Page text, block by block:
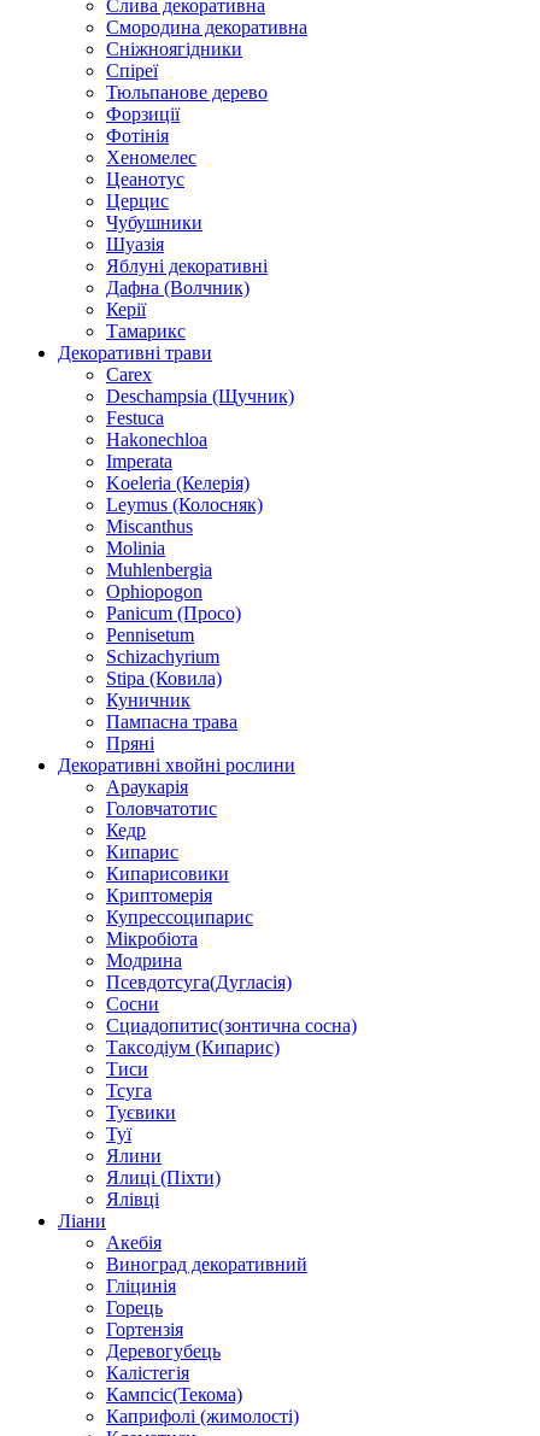
Слива декоративна
Смородина декоративна
Сніжноягідники
Спіреї
Тюльпанове дерево
Форзиції
Фотінія
Хеномелес
Цеанотус
Церцис
Чубушники
Шуазія
Яблуні декоративні
Дафна (Волчник)
Керії
Тамарикс
Декоративні трави
Carex
Deschampsia (Щучник)
Festuca
Hakonechloa
Imperata
Koeleria (Келерія)
Leymus (Колосняк)
Miscanthus
Molinia
Muhlenbergia
Ophiopogon
Panicum (Просо)
Pennisetum
Schizachyrium
Stipa (Ковила)
Куничник
Пампасна трава
Пряні
Декоративні хвойні рослини
Араукарія
Головчатотис
Кедр
Кипарис
Кипарисовики
Криптомерія
Купрессоципарис
Мікробіота
Модрина
Псевдотсуга(Дугласія)
Сосни
Сциадопитис(зонтична сосна)
Таксодіум (Кипарис)
Тиси
Тсуга
Туєвики
Туї
Ялини
Ялиці (Піхти)
Ялівці
Ліани
Акебія
Виноград декоративний
Гліцинія
Горець
Гортензія
Деревогубець
Калістегія
Кампсіс(Текома)
Каприфолі (жимолості)